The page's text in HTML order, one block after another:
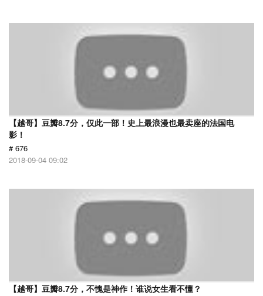
【越哥】豆瓣8.7分，仅此一部！史上最浪漫也最卖座的法国电
影！
# 676
2018-09-04 09:02
【越哥】豆瓣8.7分，不愧是神作！谁说女生看不懂？